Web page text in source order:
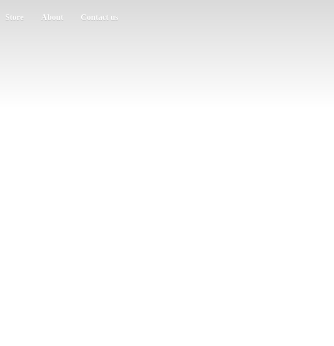
Store About Contact us